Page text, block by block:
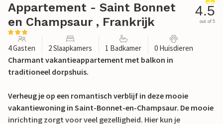
Appartement - Saint Bonnet
en Champsaur , Frankrijk
4.5
out of 5
4 Gasten 2 Slaapkamers 1 Badkamer 0 Huisdieren
Charmant vakantieappartement met balkon in
traditioneel dorpshuis.
Verheug je op een romantisch verblijf in deze mooie
vakantiewoning in Saint-Bonnet-en-Champsaur. De mooie
inrichting zorgt voor veel gezelligheid. Hier kun je